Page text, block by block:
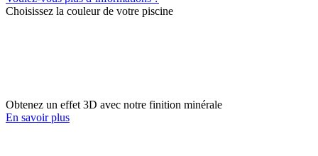
Choisissez la couleur de votre piscine
Obtenez un effet 3D avec notre finition minérale
En savoir plus